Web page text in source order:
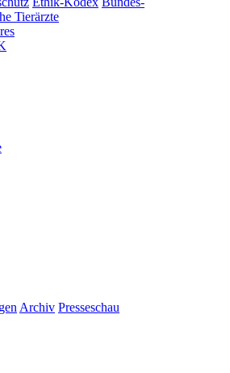
Tierärzte
Archiv Presseschau